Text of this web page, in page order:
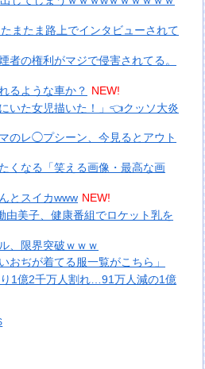
たまたま路上でインタビューされて
者の権利がマジで侵害されてる。
るような車か？ NEW!
いた女児描いた！」👈クッソ大炎
のレ◯プシーン、今見るとアウト
くなる「笑える画像・最高な画
とスイカwww NEW!
由美子、健康番組でロケット乳を
、限界突破ｗｗｗ
おぢが着てる服一覧がこちら」
1億2千万人割れ…91万人減の1億